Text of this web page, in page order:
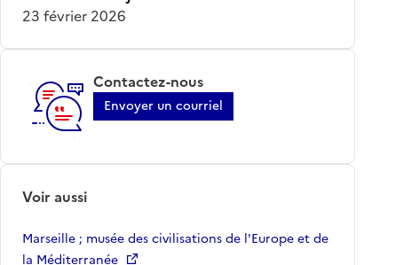
23 février 2026
Contactez-nous
Envoyer un courriel
Voir aussi
Marseille ; musée des civilisations de l'Europe et de
la Méditerranée